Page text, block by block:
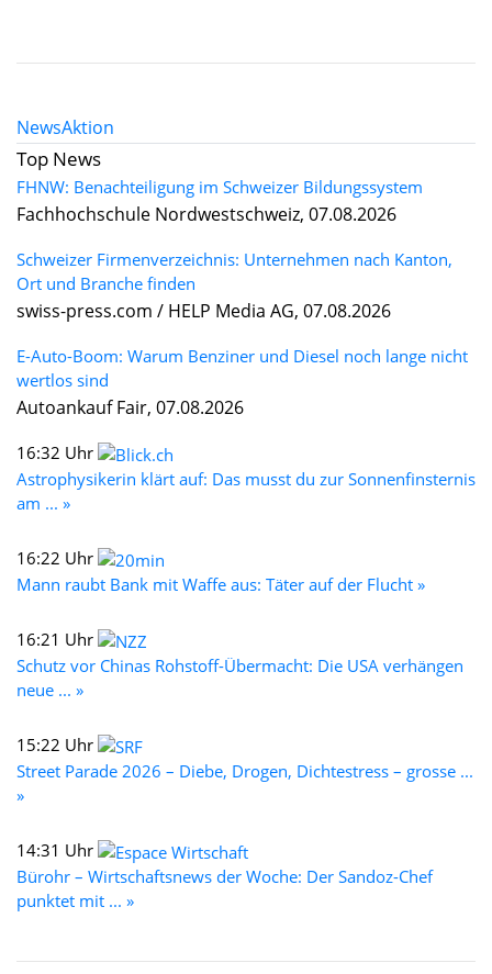
NewsAktion
Top News
FHNW: Benachteiligung im Schweizer Bildungssystem
Fachhochschule Nordwestschweiz, 07.08.2026
Schweizer Firmenverzeichnis: Unternehmen nach Kanton,
Ort und Branche finden
swiss-press.com / HELP Media AG, 07.08.2026
E-Auto-Boom: Warum Benziner und Diesel noch lange nicht
wertlos sind
Autoankauf Fair, 07.08.2026
16:32 Uhr
Astrophysikerin klärt auf: Das musst du zur Sonnenfinsternis
am ... »
16:22 Uhr
Mann raubt Bank mit Waffe aus: Täter auf der Flucht »
16:21 Uhr
Schutz vor Chinas Rohstoff-Übermacht: Die USA verhängen
neue ... »
15:22 Uhr
Street Parade 2026 – Diebe, Drogen, Dichtestress – grosse ...
»
14:31 Uhr
Bürohr – Wirtschaftsnews der Woche: Der Sandoz-Chef
punktet mit ... »